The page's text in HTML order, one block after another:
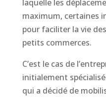
laquelle les
maximum, certaines
pour faciliter la vie
petits commerces.
C’est le cas de
initialement
qui a décidé de